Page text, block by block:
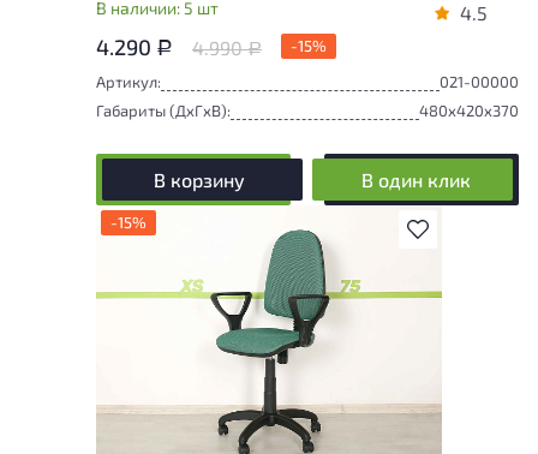
В наличии: 5 шт 4.5
4.290 Р 4.990Р
-15%
Артикул:
021-00000
Габариты (ДxГxВ):
480x420x370
В корзину В один клик
В избранное
-15%